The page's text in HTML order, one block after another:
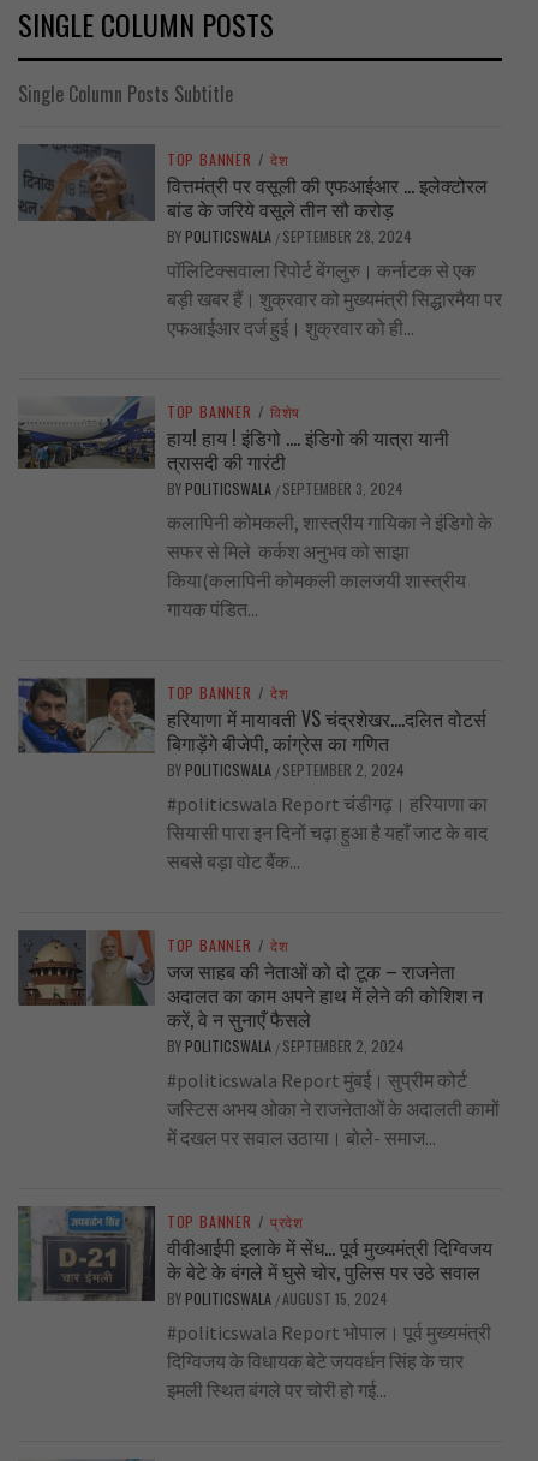
SINGLE COLUMN POSTS
Single Column Posts Subtitle
TOP BANNER / देश
वित्तमंत्री पर वसूली की एफआईआर … इलेक्टोरल
बांड के जरिये वसूले तीन सौ करोड़
BY POLITICSWALA / SEPTEMBER 28, 2024
पॉलिटिक्सवाला रिपोर्ट बेंगलुरु। कर्नाटक से एक
बड़ी खबर हैं। शुक्रवार को मुख्यमंत्री सिद्धारमैया पर
एफआईआर दर्ज हुई। शुक्रवार को ही...
TOP BANNER / विशेष
हाय! हाय ! इंडिगो …. इंडिगो की यात्रा यानी
त्रासदी की गारंटी
BY POLITICSWALA / SEPTEMBER 3, 2024
कलापिनी कोमकली, शास्त्रीय गायिका ने इंडिगो के
सफर से मिले कर्कश अनुभव को साझा
किया(कलापिनी कोमकली कालजयी शास्त्रीय
गायक पंडित...
TOP BANNER / देश
हरियाणा में मायावती VS चंद्रशेखर….दलित वोटर्स
बिगाड़ेंगे बीजेपी, कांग्रेस का गणित
BY POLITICSWALA / SEPTEMBER 2, 2024
#politicswala Report चंडीगढ़। हरियाणा का
सियासी पारा इन दिनों चढ़ा हुआ है यहाँ जाट के बाद
सबसे बड़ा वोट बैंक...
TOP BANNER / देश
जज साहब की नेताओं को दो टूक – राजनेता
अदालत का काम अपने हाथ में लेने की कोशिश न
करें, वे न सुनाएँ फैसले
BY POLITICSWALA / SEPTEMBER 2, 2024
#politicswala Report मुंबई। सुप्रीम कोर्ट
जस्टिस अभय ओका ने राजनेताओं के अदालती कामों
में दखल पर सवाल उठाया। बोले- समाज...
TOP BANNER / प्रदेश
वीवीआईपी इलाके में सेंध… पूर्व मुख्यमंत्री दिग्विजय
के बेटे के बंगले में घुसे चोर, पुलिस पर उठे सवाल
BY POLITICSWALA /AUGUST 15, 2024
#politicswala Report भोपाल। पूर्व मुख्यमंत्री
दिग्विजय के विधायक बेटे जयवर्धन सिंह के चार
इमली स्थित बंगले पर चोरी हो गई...